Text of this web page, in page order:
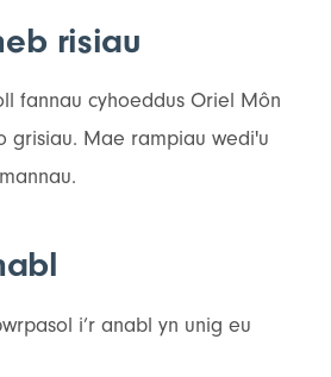
risiau
fannau cyhoeddus Oriel Môn
grisiau. Mae rampiau wedi'u
i’r anabl yn unig eu